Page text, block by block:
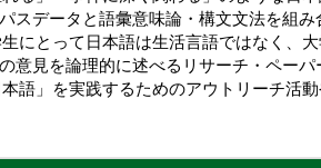
データと語彙意味論・構文文法を組
にとって日本語は生活言語ではなく、
見を論理的に述べるリサーチ・ペー
語」を実践するためのアウトリーチ活